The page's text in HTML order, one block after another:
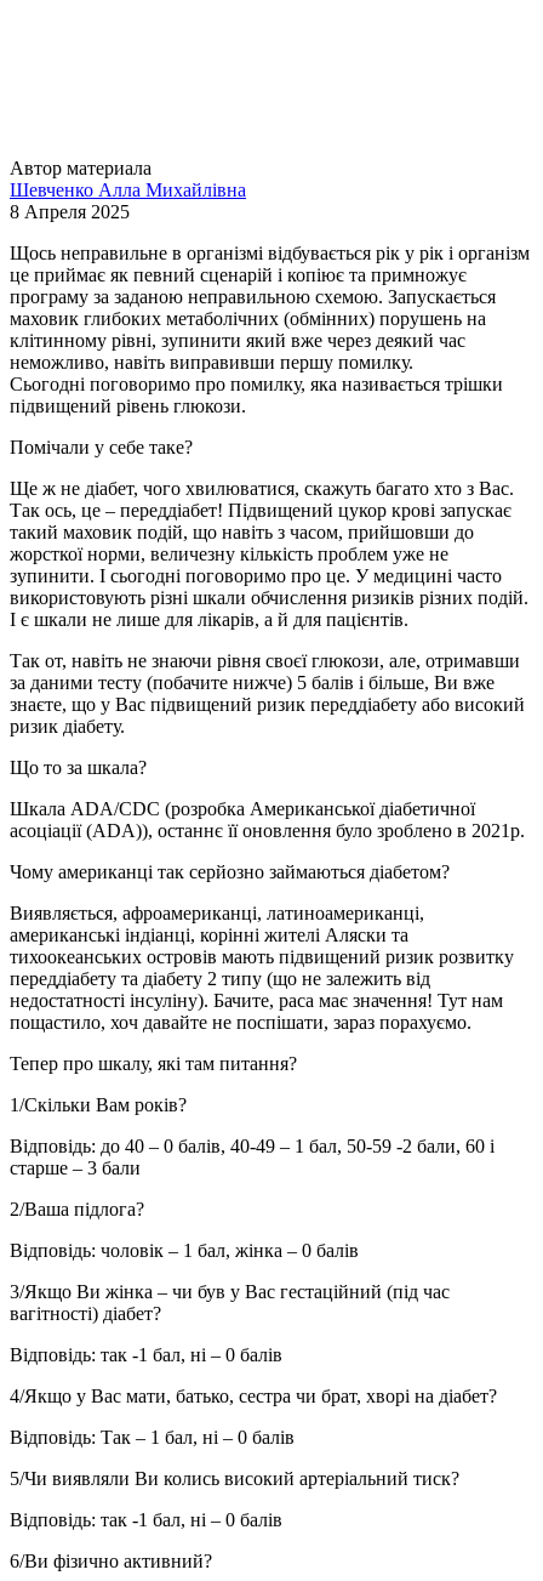
Автор материала
Шевченко Алла Михайлівна
8 Апреля 2025
Щось неправильне в організмі відбувається рік у рік і організм
це приймає як певний сценарій і копіює та примножує
програму за заданою неправильною схемою. Запускається
маховик глибоких метаболічних (обмінних) порушень на
клітинному рівні, зупинити який вже через деякий час
неможливо, навіть виправивши першу помилку.
Сьогодні поговоримо про помилку, яка називається трішки
підвищений рівень глюкози.
Помічали у себе таке?
Ще ж не діабет, чого хвилюватися, скажуть багато хто з Вас.
Так ось, це – переддіабет! Підвищений цукор крові запускає
такий маховик подій, що навіть з часом, прийшовши до
жорсткої норми, величезну кількість проблем уже не
зупинити. І сьогодні поговоримо про це. У медицині часто
використовують різні шкали обчислення ризиків різних подій.
І є шкали не лише для лікарів, а й для пацієнтів.
Так от, навіть не знаючи рівня своєї глюкози, але, отримавши
за даними тесту (побачите нижче) 5 балів і більше, Ви вже
знаєте, що у Вас підвищений ризик переддіабету або високий
ризик діабету.
Що то за шкала?
Шкала ADA/CDC (розробка Американської діабетичної
асоціації (ADA)), останнє її оновлення було зроблено в 2021р.
Чому американці так серйозно займаються діабетом?
Виявляється, афроамериканці, латиноамериканці,
американські індіанці, корінні жителі Аляски та
тихоокеанських островів мають підвищений ризик розвитку
переддіабету та діабету 2 типу (що не залежить від
недостатності інсуліну). Бачите, раса має значення! Тут нам
пощастило, хоч давайте не поспішати, зараз порахуємо.
Тепер про шкалу, які там питання?
1/Скільки Вам років?
Відповідь: до 40 – 0 балів, 40-49 – 1 бал, 50-59 -2 бали, 60 і
старше – 3 бали
2/Ваша підлога?
Відповідь: чоловік – 1 бал, жінка – 0 балів
3/Якщо Ви жінка – чи був у Вас гестаційний (під час
вагітності) діабет?
Відповідь: так -1 бал, ні – 0 балів
4/Якщо у Вас мати, батько, сестра чи брат, хворі на діабет?
Відповідь: Так – 1 бал, ні – 0 балів
5/Чи виявляли Ви колись високий артеріальний тиск?
Відповідь: так -1 бал, ні – 0 балів
6/Ви фізично активний?